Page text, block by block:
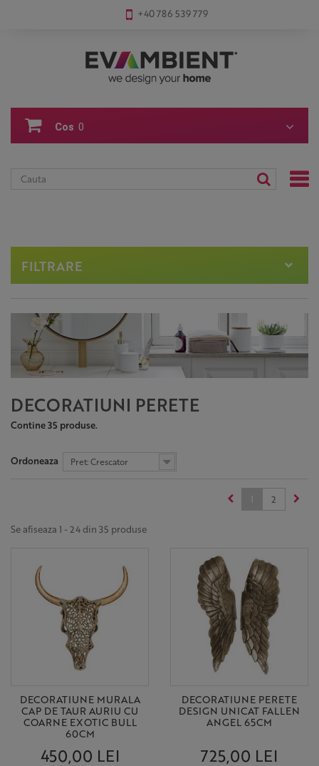
+40 786 539 779
Cos 0
FILTRARE
DECORATIUNI PERETE
Contine 35 produse.
Ordoneaza Pret: Crescator
1 2
Se afiseaza 1 - 24 din 35 produse
DECORATIUNE MURALA
CAP DE TAUR AURIU CU
COARNE EXOTIC BULL
60CM
450,00 LEI
DECORATIUNE PERETE
DESIGN UNICAT FALLEN
ANGEL 65CM
725,00 LEI